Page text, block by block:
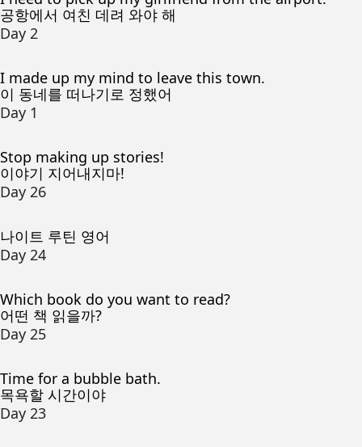
공항에서 여친 데려 와야 해
Day 2
I made up my mind to leave this town.
이 동네를 떠나기로 정했어
Day 1
Stop making up stories!
이야기 지어내지마!
Day 26
나이트 루틴 영어
Day 24
Which book do you want to read?
어떤 책 읽을까?
Day 25
Time for a bubble bath.
목욕할 시간이야
Day 23